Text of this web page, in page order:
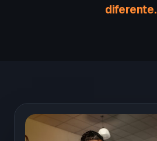
diferente.